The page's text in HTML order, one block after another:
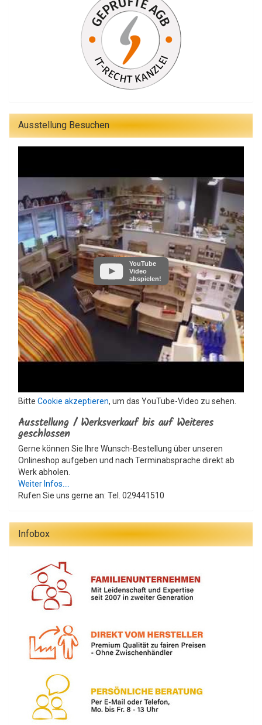
Ausstellung Besuchen
YouTube
Video
abspielen!
Bitte Cookie akzeptieren, um das YouTube-Video zu sehen.
Ausstellung / Werksverkauf bis auf Weiteres
geschlossen
Gerne können Sie Ihre Wunsch-Bestellung über unseren
Onlineshop aufgeben und nach Terminabsprache direkt ab
Werk abholen.
Weiter Infos....
Rufen Sie uns gerne an: Tel. 029441510
Infobox